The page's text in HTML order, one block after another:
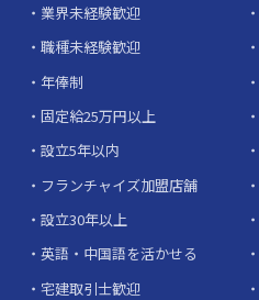
業界未経験歓迎
職種未経験歓迎
年俸制
固定給25万円以上
設立5年以内
フランチャイズ加盟店舗
設立30年以上
英語・中国語を活かせる
宅建取引士歓迎